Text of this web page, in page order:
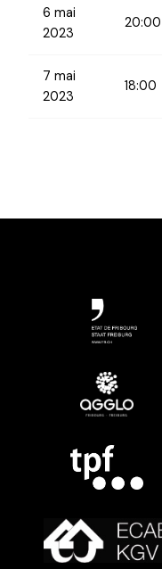
6 mai
2023
20:00
7 mai
2023
18:00